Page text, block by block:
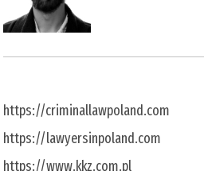
https://criminallawpoland.com
https://lawyersinpoland.com
https://www.kkz.com.pl